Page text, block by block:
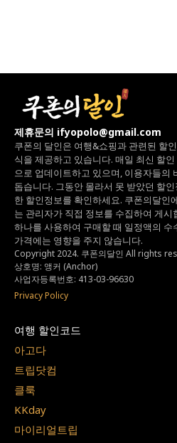
제휴문의 ifyopolo@gmail.com
쿠폰의 달인은 여행&쇼핑과 관련된 할
식을 제공하고 있습니다. 매일 최신 할
으로 업데이트하고 있으며, 이용자들의
돕습니다. 그동안 몰라서 못 받았던 할
한 할인정보를 확인하세요. 쿠폰의달인
는 관리자가 직접 정보를 수집하여 게시
하나를 사용하여 구매할 때 일정액의
가격에는 영향을 주지 않습니다.
Copyright 2024. 쿠폰의달인 All rights
상호명: 앵커 (Anchor)
사업자등록번호: 413-03-96630
Privacy Policy
여행 할인코드
아고다
트립닷컴
클룩
KKday
마이리얼트립